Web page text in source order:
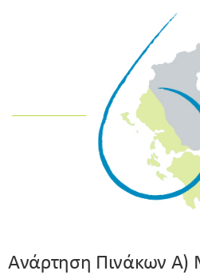
Ανάρτηση Πινάκων Α)